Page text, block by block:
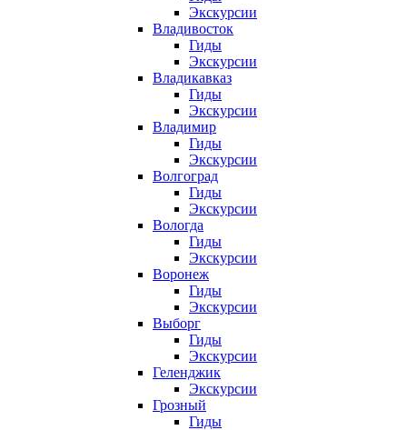
Экскурсии
Владивосток
Гиды
Экскурсии
Владикавказ
Гиды
Экскурсии
Владимир
Гиды
Экскурсии
Волгоград
Гиды
Экскурсии
Вологда
Гиды
Экскурсии
Воронеж
Гиды
Экскурсии
Выборг
Гиды
Экскурсии
Геленджик
Экскурсии
Грозный
Гиды